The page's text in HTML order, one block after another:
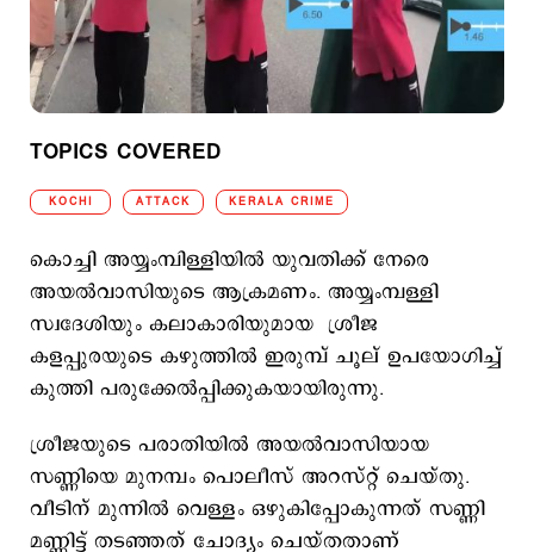
TOPICS COVERED
KOCHI ATTACK KERALA CRIME
കൊച്ചി അയ്യംമ്പിള്ളിയിൽ യുവതിക്ക് നേരെ
അയൽവാസിയുടെ ആക്രമണം. അയ്യംമ്പള്ളി
സ്വദേശിയും കലാകാരിയുമായ ശ്രീജ
കളപ്പുരയുടെ കഴുത്തിൽ ഇരുമ്പ് ചൂല് ഉപയോഗിച്ച്
കുത്തി പരുക്കേൽപ്പിക്കുകയായിരുന്നു.
ശ്രീജയുടെ പരാതിയിൽ അയൽവാസിയായ
സണ്ണിയെ മുനമ്പം പൊലീസ് അറസ്റ്റ് ചെയ്തു.
വീടിന് മുന്നിൽ വെള്ളം ഒഴുകിപ്പോകുന്നത് സണ്ണി
മണ്ണിട്ട് തടഞ്ഞത് ചോദ്യം ചെയ്തതാണ്